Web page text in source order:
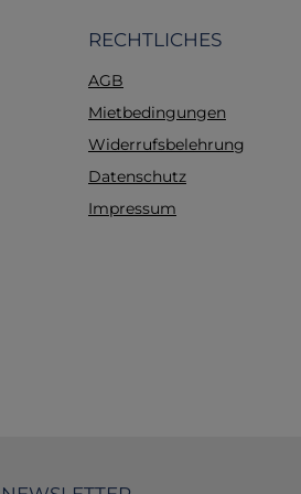
RECHTLICHES
AGB
Mietbedingungen
Widerrufsbelehrung
Datenschutz
Impressum